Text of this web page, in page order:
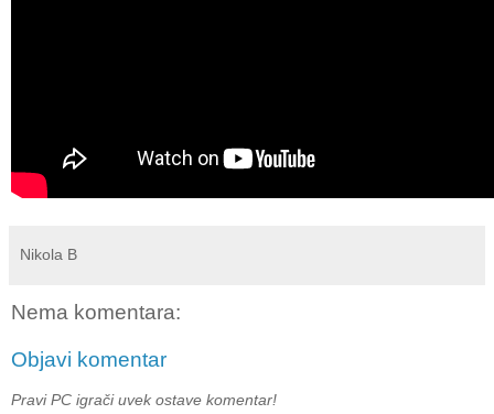
Nikola B
Nema komentara:
Objavi komentar
Pravi PC igrači uvek ostave komentar!